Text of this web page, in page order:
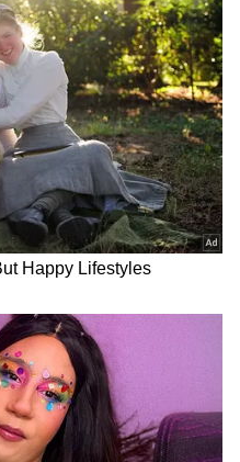
பூக்கள்
குணங்கள்
பத்தி இங்க
இனிமே நீங்களும்
பயன்படுத்தி
பெறலாம்.